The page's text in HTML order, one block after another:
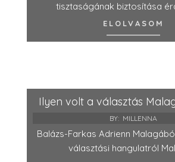
tisztaságának biztosítása
ELOLVASOM
Ilyen volt a választás
BY: MILLENNA
Balázs-Farkas Adrienn
választási hangulatról